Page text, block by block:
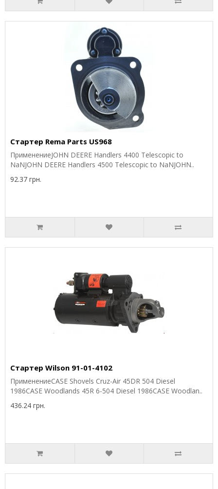
Стартер Rema Parts US968
ПрименениеJOHN DEERE Handlers 4400 Telescopic to
NaNJOHN DEERE Handlers 4500 Telescopic to NaNJOHN..
92.37 грн.
Стартер Wilson 91-01-4102
ПрименениеCASE Shovels Cruz-Air 45DR 504 Diesel
1986CASE Woodlands 45R 6-504 Diesel 1986CASE Woodlan..
436.24 грн.